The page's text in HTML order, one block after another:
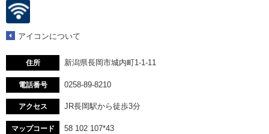
アイコンについて
住所 新潟県長岡市城内町1-1-11
電話番号 0258-89-8210
アクセス JR長岡駅から徒歩3分
マップコード 58 102 107*43